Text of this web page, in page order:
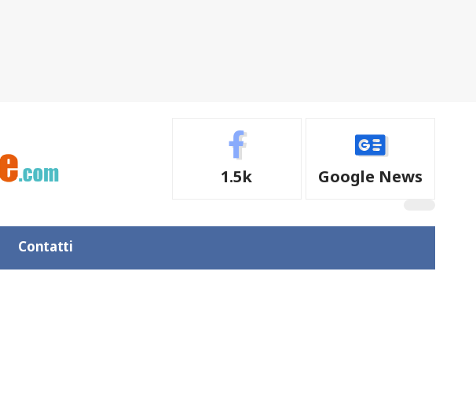
1.5k Google News
Contatti